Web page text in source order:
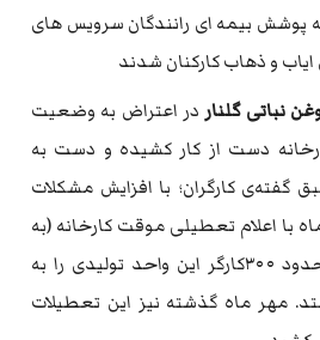
پوشش بیمه ای رانندگان سرویس های
و ذهاب کارکنان شدند
نباتی گلنار در اعتراض به وضعیت
دست از کار کشیده و دست به
گفته‌ی کارگران؛ با افزایش مشکلات
با اعلام تعطیلی موقت کارخانه (به
مدت یک تا دو هفته)، حدود ۳۰۰کارگر این واحد تولیدی را به
مهر ماه گذشته نیز این تعطیلات